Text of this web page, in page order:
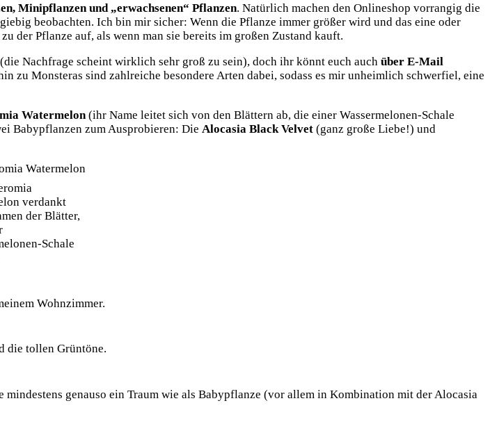
Minipflanzen und „erwachsenen“ Pflanzen. Natürlich machen den Onlineshop vorrangig die
beobachten. Ich bin mir sicher: Wenn die Pflanze immer größer wird und das eine oder
der Pflanze auf, als wenn man sie bereits im großen Zustand kauft.
Nachfrage scheint wirklich sehr groß zu sein), doch ihr könnt euch auch über E-Mail
zu Monsteras sind zahlreiche besondere Arten dabei, sodass es mir unheimlich schwerfiel, eine
Watermelon (ihr Name leitet sich von den Blättern ab, die einer Wassermelonen-Schale
Babypflanzen zum Ausprobieren: Die Alocasia Black Velvet (ganz große Liebe!) und
verdankt
der Blätter,
Schale
Wohnzimmer.
die tollen Grüntöne.
genauso ein Traum wie als Babypflanze (vor allem in Kombination mit der Alocasia